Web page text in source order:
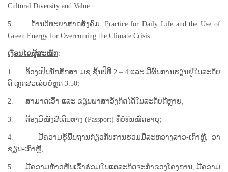
Cultural Diversity and Value
5. ດ້ານວິທະຍາສາດສັງຄົມ: Practice for Daily Life and the Use of
Green Energy for Overcoming the Climate Crisis
ເງື່ອນໄຂຜູ້ສະໝັກ:
1. ຕ້ອງເປັນນັກສຶກສາ ມຊ ຊັ້ນປີທີ 2 – 4 ແລະ ມີຜົນການຮຽນຢູ່ໃນລະດັບ
ດີ ເກຼດສະເລ່ຍບໍ່ຫຼຸດ 3.50;
2. ສາມາດເວົ້າ ແລະ ຂຽນພາສາອັງກິດໄດ້ໃນລະດັບດີຫຼາຍ;
3. ຕ້ອງມີໜັງສືເດີນທາງ (Passport) ທີ່ບໍ່ທັນໝົດອາຍຸ;
4. ມີຄວາມຮູ້ພື້ນຖານກ່ຽວກັບການຮ່ວມມືລະຫວ່າງລາວ-ເກົາຫຼີ, ອາ
ຊຽນ-ເກົາຫຼີ;
5. ມີຄວາມຫ້າວຫັນເຂົ້າຮ່ວມໃນແຕ່ລະກິດຈະກໍາຂອງໂຄງການ, ມີຄວາມ